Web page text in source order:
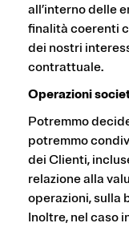
all’interno delle
finalità coerenti
dei nostri
contrattuale.
Operazioni
Potremmo
potremmo
dei Clienti,
relazione alla
operazioni, sulla
Inoltre, nel caso